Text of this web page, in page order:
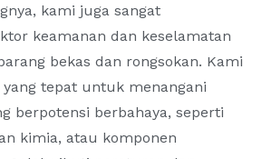
kami juga sangat
keamanan dan keselamatan
bekas dan rongsokan. Kami
tepat untuk menangani
berpotensi berbahaya, seperti
kimia, atau komponen